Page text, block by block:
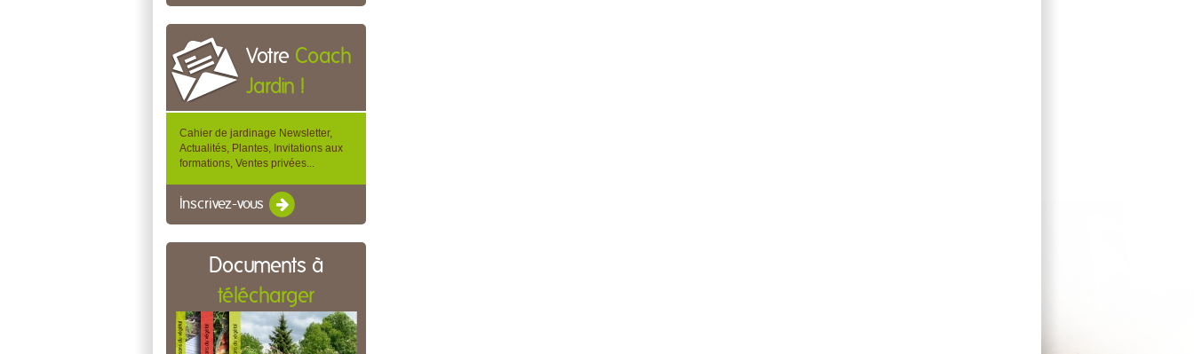
Votre Coach
Jardin !
Cahier de jardinage Newsletter,
Actualités, Plantes, Invitations aux
formations, Ventes privées...
Inscrivez-vous
Documents à
télécharger